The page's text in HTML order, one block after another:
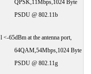
QPSK,11Mbps,1024 Byte
PSDU @ 802.11b
l<-65dBm at the antenna port,
64QAM,54Mbps,1024 Byte
PSDU @ 802.11g